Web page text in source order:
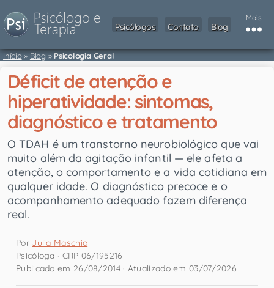
Psicólogos Contato Blog
Mais
Início» Blog»Psicologia Geral
Déficit de atenção e
hiperatividade: sintomas,
diagnóstico e tratamento
O TDAH é um transtorno neurobiológico que vai
muito além da agitação infantil — ele afeta a
atenção, o comportamento e a vida cotidiana em
qualquer idade. O diagnóstico precoce e o
acompanhamento adequado fazem diferença
real.
Por Julia Maschio
Psicóloga · CRP 06/195216
Publicado em 26/08/2014 · Atualizado em 03/07/2026